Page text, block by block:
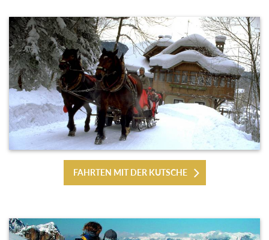
FAHRTEN MIT DER KUTSCHE